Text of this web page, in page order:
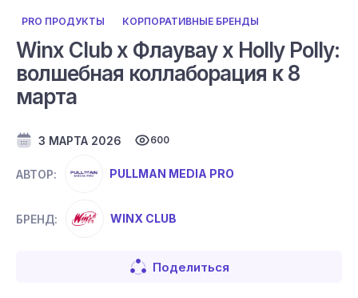
PRO ПРОДУКТЫ КОРПОРАТИВНЫЕ БРЕНДЫ
Winx Club x Флаувау x Holly Polly:
волшебная коллаборация к 8
марта
3 МАРТА 2026 600
АВТОР: PULLMAN MEDIA PRO
БРЕНД: WINX CLUB
Поделиться